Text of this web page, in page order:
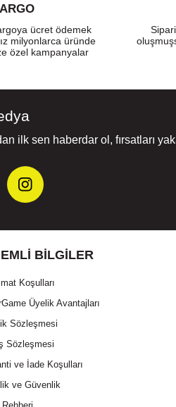
ücret ödemek
milyonlarca üründe
özel kampanyalar
ilk sen haberdar ol, fırsatları
BILGILER
Koşulları
Üyelik Avantajları
Sözleşmesi
Sözleşmesi
ve İade Koşulları
ve Güvenlik